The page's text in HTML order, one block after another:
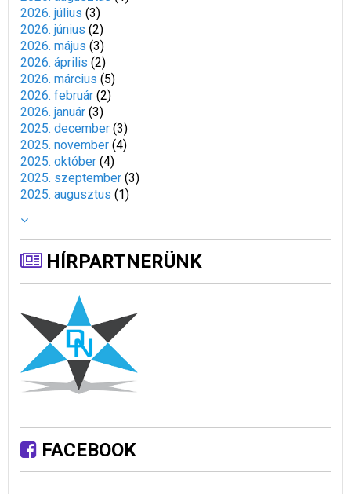
2026. július (3)
2026. június (2)
2026. május (3)
2026. április (2)
2026. március (5)
2026. február (2)
2026. január (3)
2025. december (3)
2025. november (4)
2025. október (4)
2025. szeptember (3)
2025. augusztus (1)
HÍRPARTNERÜNK
FACEBOOK